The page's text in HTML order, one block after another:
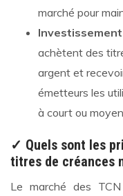
marché pour
achètent des
argent et
émetteurs les
à court ou
✓ Quels sont les
titres de créances
Le marché des